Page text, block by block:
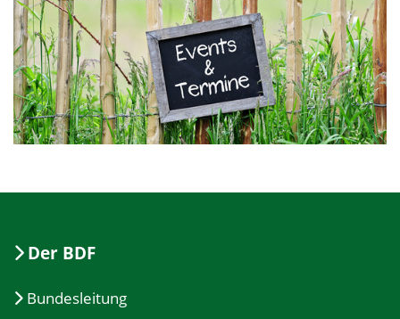
Der BDF
Bundesleitung